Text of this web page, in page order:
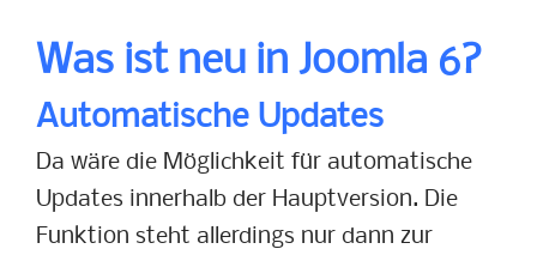
Was ist neu in Joomla 6?
Automatische Updates
Da wäre die Möglichkeit für automatische
Updates innerhalb der Hauptversion. Die
Funktion steht allerdings nur dann zur